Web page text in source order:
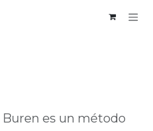
es un método